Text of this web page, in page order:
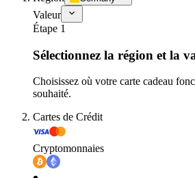
Valeur
Étape 1
Sélectionnez la région et la
Choisissez où votre carte cadeau
souhaité.
Cartes de Crédit
Cryptomonnaies